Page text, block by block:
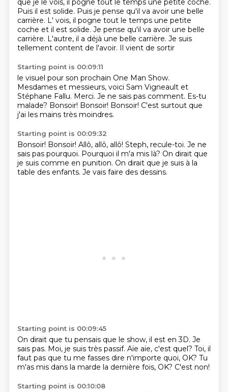
que je le vois, il pogne tout le temps une petite coche.
Puis il est solide. Puis je pense qu'il va avoir une belle
carrière. L' vois, il pogne tout le temps une petite
coche et il est solide. Je pense qu'il va avoir une belle
carrière. L'autre, il a déjà une belle carrière. Je suis
tellement content de l'avoir. Il vient de sortir
Starting point is 00:09:11
le visuel pour son prochain One Man Show.
Mesdames et messieurs, voici Sam Vigneault et
Stéphane Fallu. Merci. Je ne sais pas comment. Es-tu
malade? Bonsoir! Bonsoir! Bonsoir! C'est surtout que
j'ai les mains très moindres.
Starting point is 00:09:32
Bonsoir! Bonsoir! Allô, allô, allô! Steph, recule-toi. Je ne
sais pas pourquoi. Pourquoi il m'a mis là? On dirait que
je suis comme en punition. On dirait que je suis à la
table des enfants. Je vais faire des dessins.
Starting point is 00:09:45
On dirait que tu pensais que le show, il est en 3D. Je
sais pas. Moi, je suis très passif. Aïe aïe, c'est quel? Toi, il
faut pas que tu me fasses dire n'importe quoi, OK? Tu
m'as mis dans la marde la dernière fois, OK? C'est non!
Starting point is 00:10:08